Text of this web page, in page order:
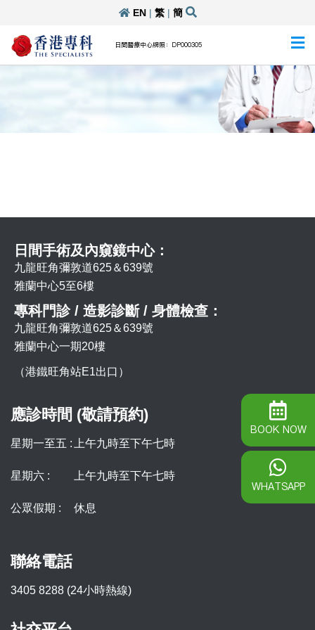
EN| 繁| 簡
日間醫療中心牌照：DP000305
日間手術及內窺鏡中心：
九龍旺角彌敦道625＆639號
雅蘭中心5至6樓
專科門診 / 造影診斷 / 身體檢查：
九龍旺角彌敦道625＆639號
雅蘭中心一期20樓
（港鐵旺角站E1出口）
應診時間 (敬請預約)
星期一至五 : 上午九時至下午七時
星期六 : 上午九時至下午七時
公眾假期 : 休息
聯絡電話
3405 8288 (24小時熱線)
BOOK NOW
WHATSAPP